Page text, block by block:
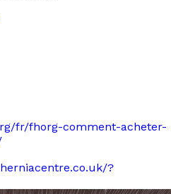
fr/fhorg-comment-acheter-
?